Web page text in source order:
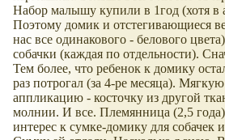
Набор малышу купили в 1год (хотя в
Поэтому домик и отстегивающиеся
нас все одинакового - белового
собачки (каждая по отдельности).
Тем более, что ребенок к домику
раз потрогал (за 4-ре месяца).
аппликацию - косточку из другой
молнии. И все. Племянница (2,5
интерес к сумке-домику для собачек